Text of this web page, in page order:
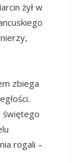
żył w
zbiega
świętego
rogali –